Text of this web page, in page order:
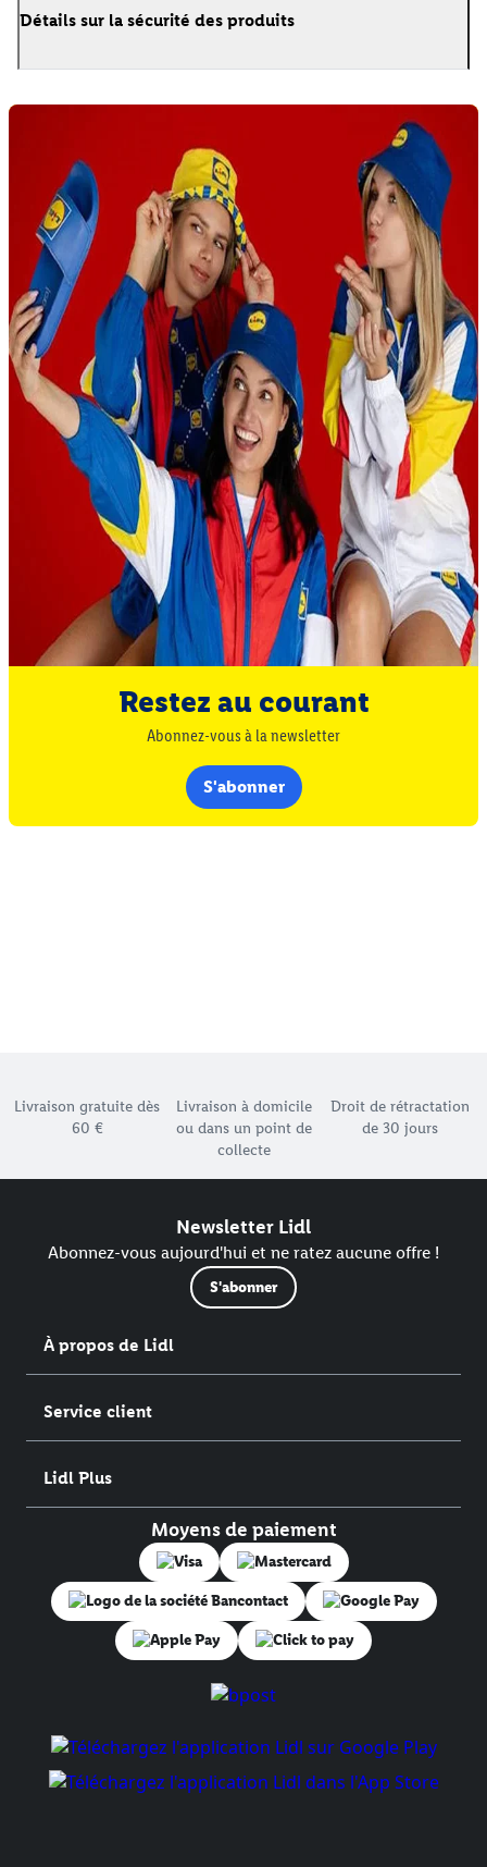
Détails sur la sécurité des produits
Restez au courant
Abonnez-vous à la newsletter
S'abonner
Livraison gratuite dès
60 €
Livraison à domicile
ou dans un point de
collecte
Droit de rétractation
de 30 jours
Newsletter Lidl
Abonnez-vous aujourd'hui et ne ratez aucune offre !
S'abonner
À propos de Lidl
Service client
Lidl Plus
Moyens de paiement